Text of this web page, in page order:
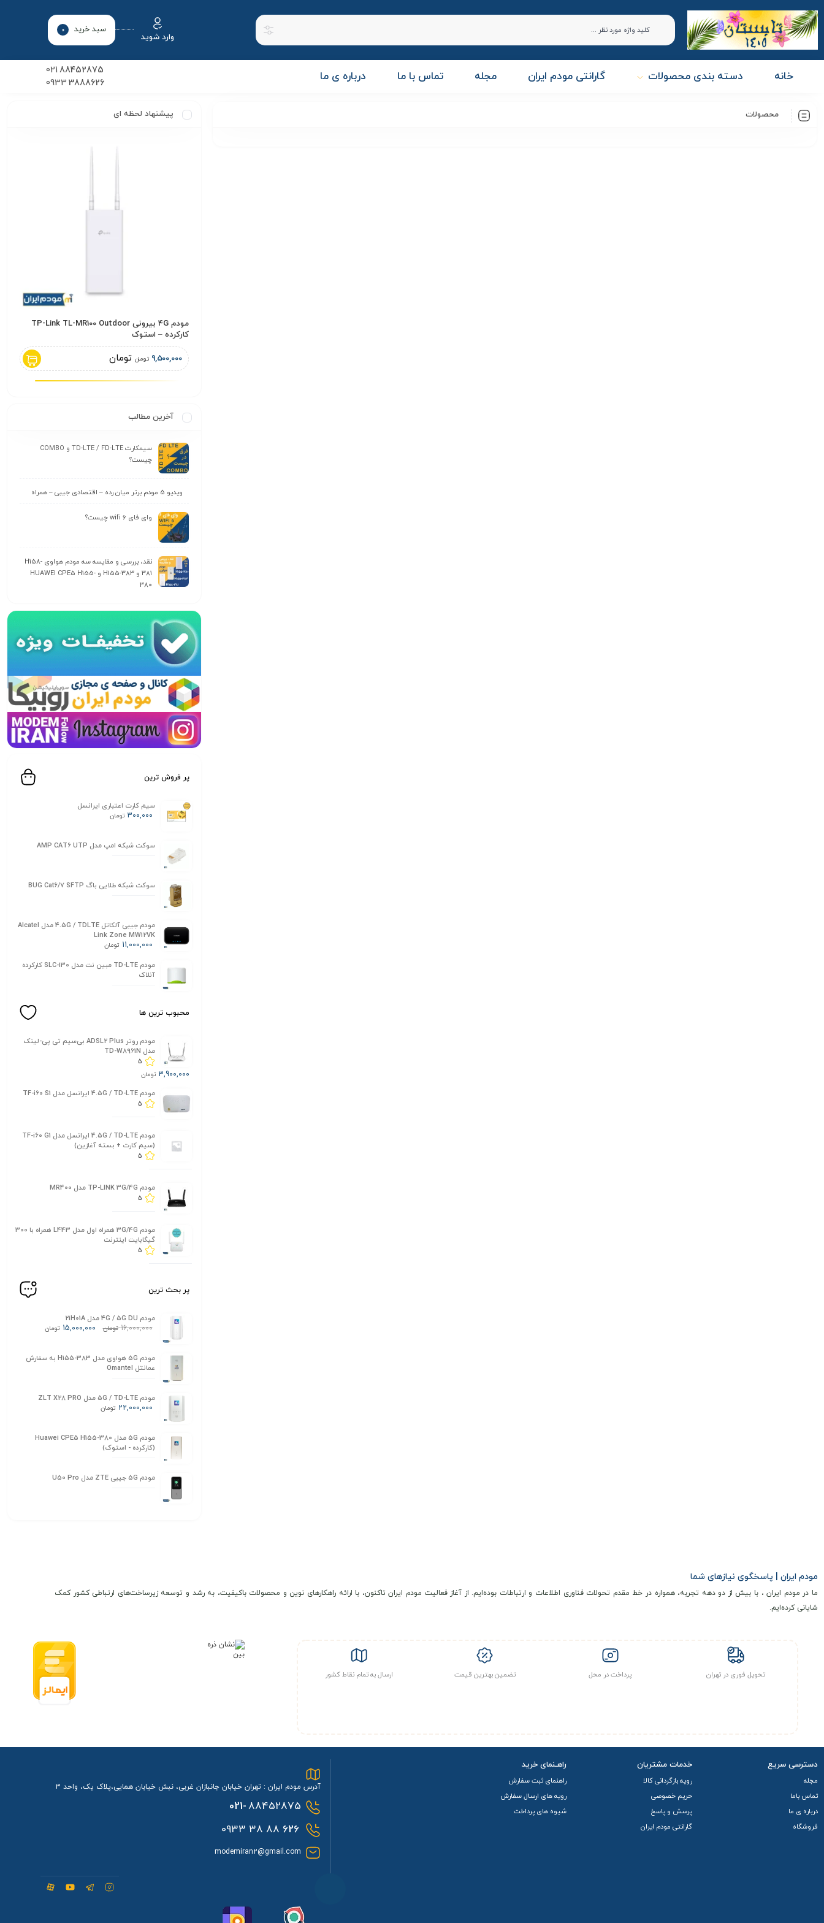
وارد شوید
سبد خرید 0
خانه دسته بندی محصولات گارانتی مودم ایران مجله تماس با ما درباره ی ما 88452875
021
3888626
0933
محصولات پیشنهاد لحظه ای
مودم 4G بیرونی TP-Link TL-MR100 Outdoor
کارکرده – استوک
9,500,000 تومان تومان
آخرین مطالب
سیمکارت TD-LTE / FD-LTE و COMBO
چیست؟
ویدیو 5 مودم برتر میان رده – اقتصادی جیبی – همراه
وای‌ فای wifi 6 چیست؟
نقد، بررسی و مقایسه سه مودم هواوی H158-
381 و H155-383 و HUAWEI CPE5 H155-
380
پر فروش ترین
سیم کارت اعتباری ایرانسل
300,000 تومان
سوکت شبکه امپ مدل AMP CAT6 UTP
سوکت شبکه طلایی باگ BUG Cat6/7 SFTP
مودم جیبی آلکاتل 4.5G / TDLTE مدل Alcatel
Link Zone MW12VK
11,000,000 تومان
مودم TD-LTE مبین نت مدل SLC-130 کارکرده
آنلاک
محبوب ترین ها
مودم روتر ADSL2 Plus بی‌سیم تی پی-لینک
مدل TD-W8961N
5
3,900,000 تومان
مودم 4.5G / TD-LTE ایرانسل مدل TF-i60 S1
5
مودم 4.5G / TD-LTE ایرانسل مدل TF-i60 G1
(سیم کارت + بسته آغازین)
5
مودم TP-LINK 3G/4G مدل MR400
5
مودم 3G/4G همراه اول مدل L443 همراه با 300
گیگابایت اینترنت
5
پر بحث ترین
مودم 4G / 5G DU مدل 21H01A
16,000,000 تومان 15,000,000 تومان
مودم 5G هواوی مدل H155-383 به سفارش
عمانتل Omantel
مودم 5G / TD-LTE مدل ZLT X28 PRO
22,000,000 تومان
مودم 5G مدل Huawei CPE5 H155-380
(کارکرده - استوک)
مودم 5G جیبی ZTE مدل U50 Pro
مودم ایران | پاسخگوی نیازهای شما
ما در مودم ایران ، با بیش از دو دهه تجربه، همواره در خط مقدم تحولات فناوری اطلاعات و ارتباطات بوده‌ایم. از آغاز فعالیت مودم ایران تاکنون، با ارائه راهکارهای نوین و محصولات باکیفیت، به رشد و توسعه زیرساخت‌های ارتباطی کشور کمک
شایانی کرده‌ایم.
تحویل فوری در تهران پرداخت در محل تضمین بهترین قیمت ارسال به تمام نقاط کشور
دسترسی سریع
مجله
تماس باما
درباره ی ما
فروشگاه
خدمات مشتریان
رویه بازگردانی کالا
حریم خصوصی
پرسش و پاسخ
گارانتی مودم ایران
راهـنمای خرید
راهنمای ثبت سفارش
رویه های ارسال سفارش
شیوه های پرداخت
آدرس مودم ایران : تهران خیابان جانبازان غربی، نبش خیابان همایی،پلاک یک، واحد 3
021-88452875
626
88 38 0933
modemiran2@gmail.com